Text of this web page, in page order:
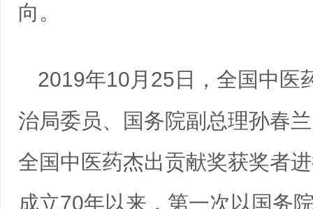
向。
2019年10月25日，全国中医
治局委员、国务院副总理孙春
全国中医药杰出贡献奖获奖者
成立70年以来，第一次以国务